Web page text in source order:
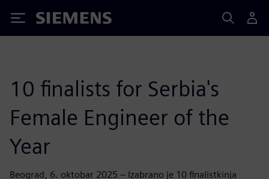
Siemens
10 finalists for Serbia's
Female Engineer of the
Year
Beograd, 6. oktobar 2025 – Izabrano je 10 finalistkinja